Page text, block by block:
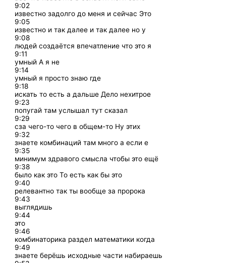
9:02
известно задолго до меня и сейчас Это
9:05
известно и так далее и так далее но у
9:08
людей создаётся впечатление что это я
9:11
умный А я не
9:14
умный я просто знаю где
9:18
искать то есть а дальше Дело нехитрое
9:23
попугай там услышал тут сказал
9:29
сза чего-то чего в общем-то Ну этих
9:32
знаете комбинаций там много а если е
9:35
минимум здравого смысла чтобы это ещё
9:38
было как это То есть как бы это
9:40
релевантно так ты вообще за пророка
9:43
выглядишь
9:44
это
9:46
комбинаторика раздел математики когда
9:49
знаете берёшь исходные части набираешь